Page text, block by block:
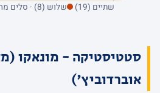
שתיים (19)
שלוש (8) ·
סטטיסטיקה - מונאקו
אוברדוביץ')